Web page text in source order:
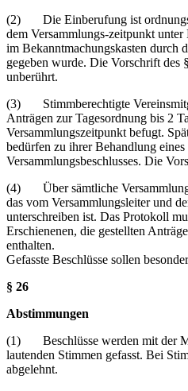
(2) Die Einberufung ist
dem Versammlungs-zeitpunkt
im Bekanntmachungskasten durch
gegeben wurde. Die Vorschrift des
unberührt.
(3) Stimmberechtigte
Anträgen zur Tagesordnung bis 2
Versammlungszeitpunkt befugt.
bedürfen zu ihrer Behandlung eines
Versammlungsbeschlusses. Die
(4) Über sämtliche
das vom Versammlungsleiter und
unterschreiben ist. Das Protokoll
Erschienenen, die gestellten
enthalten.
Gefasste Beschlüsse sollen
§ 26
Abstimmungen
(1) Beschlüsse werden mit der
lautenden Stimmen gefasst. Bei
abgelehnt.